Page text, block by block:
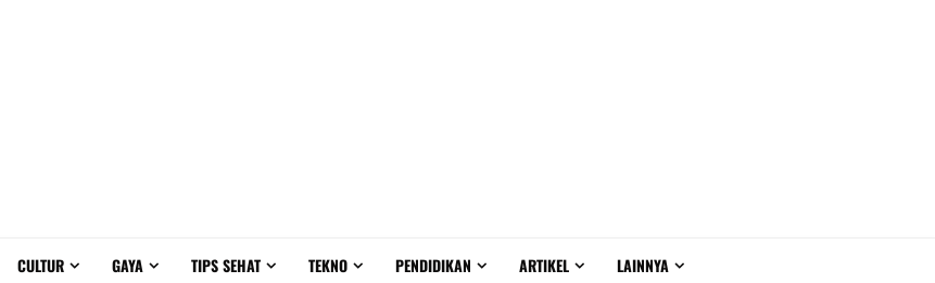
CULTUR GAYA TIPS SEHAT TEKNO PENDIDIKAN ARTIKEL LAINNYA